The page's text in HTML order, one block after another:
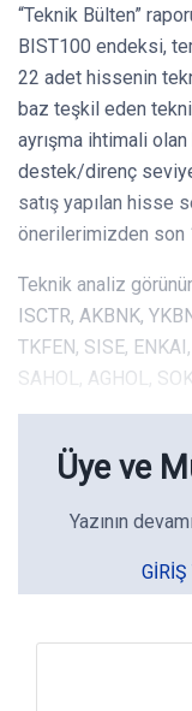
“Teknik Bülten”
BIST100 endeksi,
22 adet hissenin
baz teşkil eden
ayrışma ihtimali
destek/direnç
satış yapılan hisse
önerilerimizden son
Teknik analiz
ISCTR, AKBNK,
TKFEN, SISE,
SAHOL, AGHOL,
Üye ve
Yazının